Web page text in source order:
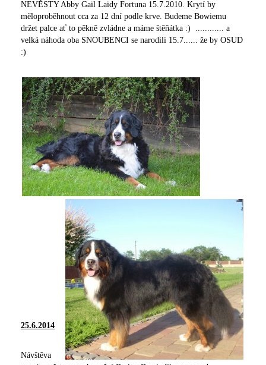
NEVĚSTY Abby Gail Laidy Fortuna 15.7.2010. Krytí by
měloproběhnout cca za 12 dní podle krve. Budeme Bowiemu
držet palce ať to pěkně zvládne a máme štěňátka :) ............ a
velká náhoda oba SNOUBENCI se narodili 15.7...... že by OSUD
:)
25.6.2014
Návštěva